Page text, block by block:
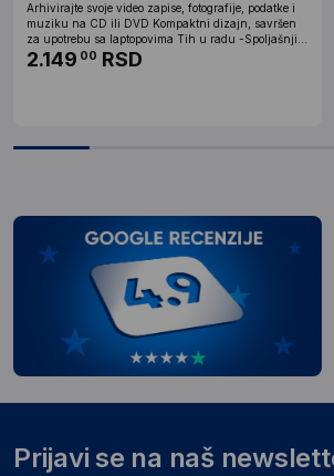
Arhivirajte svoje video zapise, fotografije, podatke i
muziku na CD ili DVD Kompaktni dizajn, savršen
za upotrebu sa laptopovima Tih u radu -Spoljašnji...
2.149 00 RSD
Prijavi se na naš